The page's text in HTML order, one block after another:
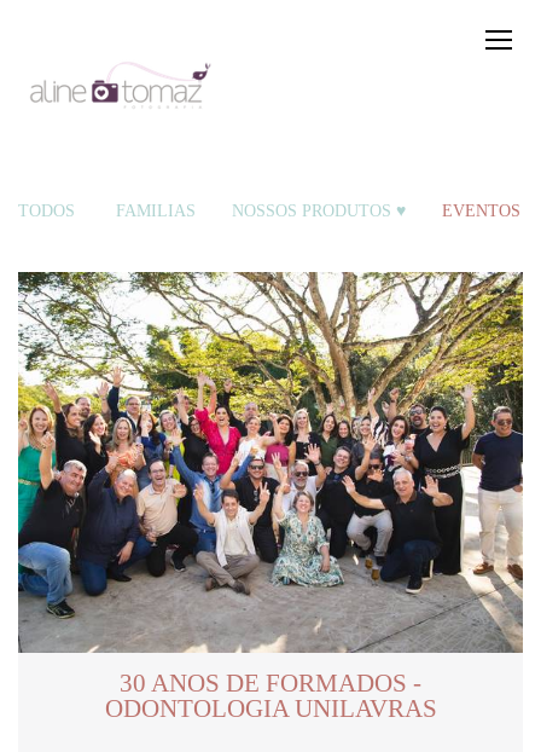
TODOS FAMÍLIAS NOSSOS PRODUTOS ♥ EVENTOS
30 ANOS DE FORMADOS -
ODONTOLOGIA UNILAVRAS